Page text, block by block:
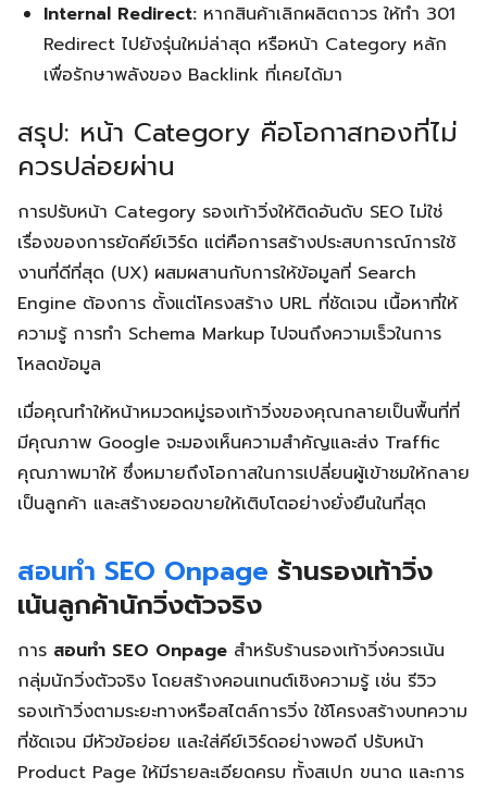
Internal Redirect: หากสินค้าเลิกผลิตถาวร ให้ทำ 301
Redirect ไปยังรุ่นใหม่ล่าสุด หรือหน้า Category หลัก
เพื่อรักษาพลังของ Backlink ที่เคยได้มา
สรุป: หน้า Category คือโอกาสทองที่ไม่
ควรปล่อยผ่าน
การปรับหน้า Category รองเท้าวิ่งให้ติดอันดับ SEO ไม่ใช่
เรื่องของการยัดคีย์เวิร์ด แต่คือการสร้างประสบการณ์การใช้
งานที่ดีที่สุด (UX) ผสมผสานกับการให้ข้อมูลที่ Search
Engine ต้องการ ตั้งแต่โครงสร้าง URL ที่ชัดเจน เนื้อหาที่ให้
ความรู้ การทำ Schema Markup ไปจนถึงความเร็วในการ
โหลดข้อมูล
เมื่อคุณทำให้หน้าหมวดหมู่รองเท้าวิ่งของคุณกลายเป็นพื้นที่ที่
มีคุณภาพ Google จะมองเห็นความสำคัญและส่ง Traffic
คุณภาพมาให้ ซึ่งหมายถึงโอกาสในการเปลี่ยนผู้เข้าชมให้กลาย
เป็นลูกค้า และสร้างยอดขายให้เติบโตอย่างยั่งยืนในที่สุด
สอนทำ SEO Onpage ร้านรองเท้าวิ่ง
เน้นลูกค้านักวิ่งตัวจริง
การ สอนทำ SEO Onpage สำหรับร้านรองเท้าวิ่งควรเน้น
กลุ่มนักวิ่งตัวจริง โดยสร้างคอนเทนต์เชิงความรู้ เช่น รีวิว
รองเท้าวิ่งตามระยะทางหรือสไตล์การวิ่ง ใช้โครงสร้างบทความ
ที่ชัดเจน มีหัวข้อย่อย และใส่คีย์เวิร์ดอย่างพอดี ปรับหน้า
Product Page ให้มีรายละเอียดครบ ทั้งสเปก ขนาด และการ